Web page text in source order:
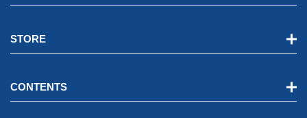
STORE
CONTENTS